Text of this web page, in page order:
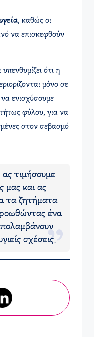
, καθώς οι
να επισκεφθούν
ότι η
μόνο σε
ενισχύσουμε
φύλου, για να
στον σεβασμό
τιμήσουμε
μας και ας
τα ζητήματα
ένα
σχέσεις.